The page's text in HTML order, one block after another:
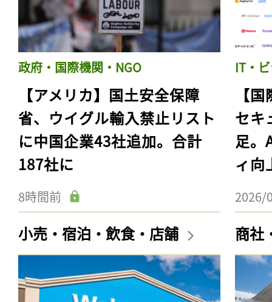
政府・国際機関・NGO
【アメリカ】国土安全保障
省、ウイグル輸入禁止リスト
に中国企業43社追加。合計
187社に
8時間前
IT・
【
セキ
足。
ィ向
2026/
小売・宿泊・飲食・店舗 商社